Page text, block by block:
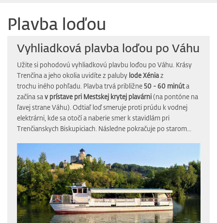
Plavba loďou
Vyhliadková plavba loďou po Váhu
Užite si pohodovú vyhliadkovú plavbu loďou po Váhu. Krásy
Trenčína a jeho okolia uvidíte z paluby lode Xéniaz
trochu iného pohľadu. Plavba trvá približne 50 - 60 minúta
začína sa v prístave pri Mestskej krytej plavárni(na pontóne na
ľavej strane Váhu). Odtiaľ loď smeruje proti prúdu k vodnej
elektrárni, kde sa otočí a naberie smer k stavidlám pri
Trenčianskych Biskupiciach. Následne pokračuje po starom...